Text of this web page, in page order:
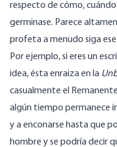
respecto de cómo,
germinase. Parece
profeta a menudo siga
Por ejemplo, si eres un
idea, ésta enraiza en la
casualmente el
algún tiempo permanece
y a enconarse hasta que
hombre y se podría decir